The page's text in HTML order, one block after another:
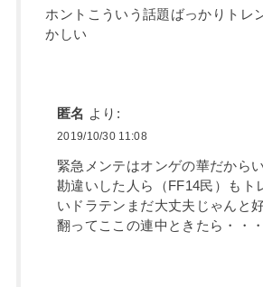
ホントこういう話題ばっかりトレ
かしい
匿名 より:
2019/10/30 11:08
緊急メンテはオンゲの華だから
勘違いした人ら（FF14民）もト
いドラテンまだ大丈夫じゃんと
翻ってここの連中ときたら・・・